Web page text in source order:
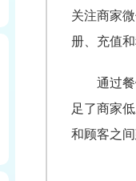
关注商家
册、充值
通过
足了商家
和顾客之